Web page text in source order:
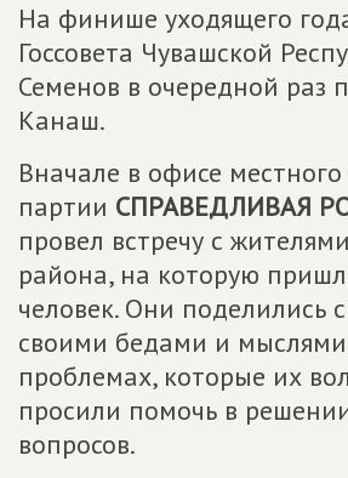
На финише уходящего
Госсовета Чувашской
Семенов в очередной раз
Канаш.
Вначале в офисе
партии СПРАВЕДЛИВАЯ
провел встречу с
района, на которую
человек. Они поделились
своими бедами и
проблемах, которые их
просили помочь в
вопросов.